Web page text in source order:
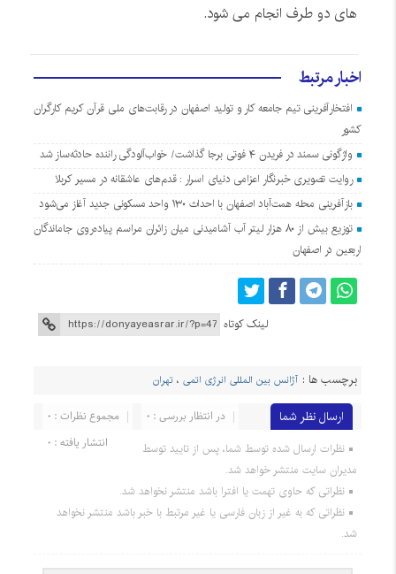
های دو طرف انجام می شود.
اخبار مرتبط
افتخارآفرینی تیم جامعه کار و تولید اصفهان در رقابت‌های ملی قرآن کریم کارگران
کشور
واژگونی سمند در فریدن ۴ فوتی برجا گذاشت/ خواب‌آلودگی راننده حادثه‌ساز شد
روایت تصویری خبرنگار اعزامی دنیای اسرار : قدم‌های عاشقانه در مسیر کربلا
بازآفرینی محله همت‌آباد اصفهان با احداث ۱۳۰ واحد مسکونی جدید آغاز می‌شود
توزیع بیش از ۸۰ هزار لیتر آب آشامیدنی میان زائران مراسم پیاده‌روی جاماندگان
اربعین در اصفهان
لینک کوتاه
برچسب ها : آژانس بین المللی انرژی اتمی ،تهران
ارسال نظر شما مجموع نظرات : 0
در انتظار بررسی : 0
انتشار یافته : 0
نظرات ارسال شده توسط شما، پس از تایید توسط
مدیران سایت منتشر خواهد شد.
نظراتی که حاوی تهمت یا افترا باشد منتشر نخواهد شد.
نظراتی که به غیر از زبان فارسی یا غیر مرتبط با خبر باشد منتشر نخواهد
شد.